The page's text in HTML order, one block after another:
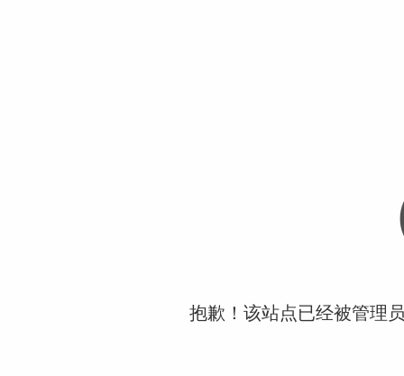
抱歉！该站点已经被管理